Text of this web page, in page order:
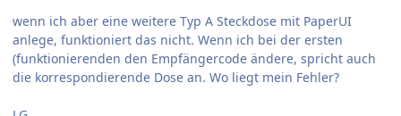
wenn ich aber eine weitere Typ A Steckdose mit PaperUI
anlege, funktioniert das nicht. Wenn ich bei der ersten
(funktionierenden den Empfängercode ändere, spricht auch
die korrespondierende Dose an. Wo liegt mein Fehler?